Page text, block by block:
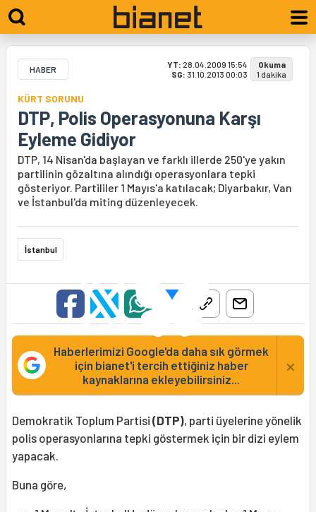
HABER YT: 28.04.2009 15:54
SG: 31.10.2013 00:03
Okuma
1 dakika
KÜRT SORUNU
DTP, Polis Operasyonuna Karşı
Eyleme Gidiyor
DTP, 14 Nisan'da başlayan ve farklı illerde 250'ye yakın
partilinin gözaltına alındığı operasyonlara tepki
gösteriyor. Partililer 1 Mayıs'a katılacak; Diyarbakır, Van
ve İstanbul'da miting düzenleyecek.
İstanbul
Haberlerimizi Google'da daha sık görmek
için bianet'i tercih ettiğiniz haber
kaynaklarına ekleyebilirsiniz...
×
Demokratik Toplum Partisi (DTP), parti üyelerine yönelik
polis operasyonlarına tepki göstermek için bir dizi eylem
yapacak.
Buna göre,